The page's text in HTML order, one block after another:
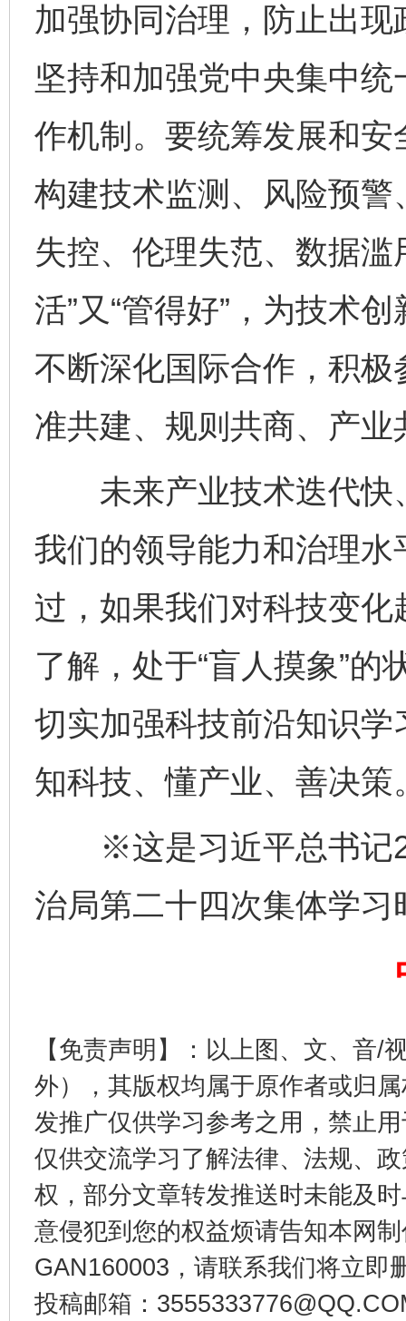
加强协同治理，防止出
坚持和加强党中央集中
作机制。要统筹发展和
构建技术监测、风险预
失控、伦理失范、数据
活”又“管得好”，为技术
不断深化国际合作，积
准共建、规则共商、产业
未来产业技术迭代快
我们的领导能力和治理
过，如果我们对科技变
了解，处于“盲人摸象”
切实加强科技前沿知识
知科技、懂产业、善决策
※这是习近平总书记
治局第二十四次集体学
【免责声明】：以上图、文、音/
外），其版权均属于原作者或归
发推广仅供学习参考之用，禁止
仅供交流学习了解法律、法规、
权，部分文章转发推送时未能及
意侵犯到您的权益烦请告知本网
GAN160003，请联系我们将立即
投稿邮箱：
东山县通报“牛蛙产品抗生素超标问题” 法